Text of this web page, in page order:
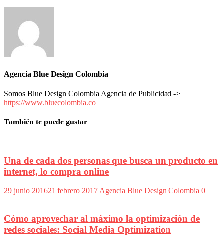
Agencia Blue Design Colombia
Somos Blue Design Colombia Agencia de Publicidad ->
https://www.bluecolombia.co
También te puede gustar
Una de cada dos personas que busca un producto en
internet, lo compra online
29 junio 201621 febrero 2017 Agencia Blue Design Colombia 0
Cómo aprovechar al máximo la optimización de
redes sociales: Social Media Optimization